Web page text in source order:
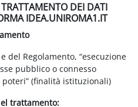
DEI DATI
IDEA.UNIROMA1.IT
del Regolamento, “esecuzione
pubblico o connesso
(finalità istituzionali)
trattamento: